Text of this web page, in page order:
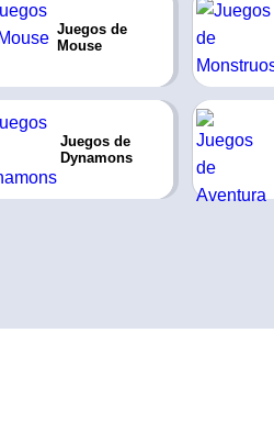
Juegos de
Mouse
Juegos de
Dynamons